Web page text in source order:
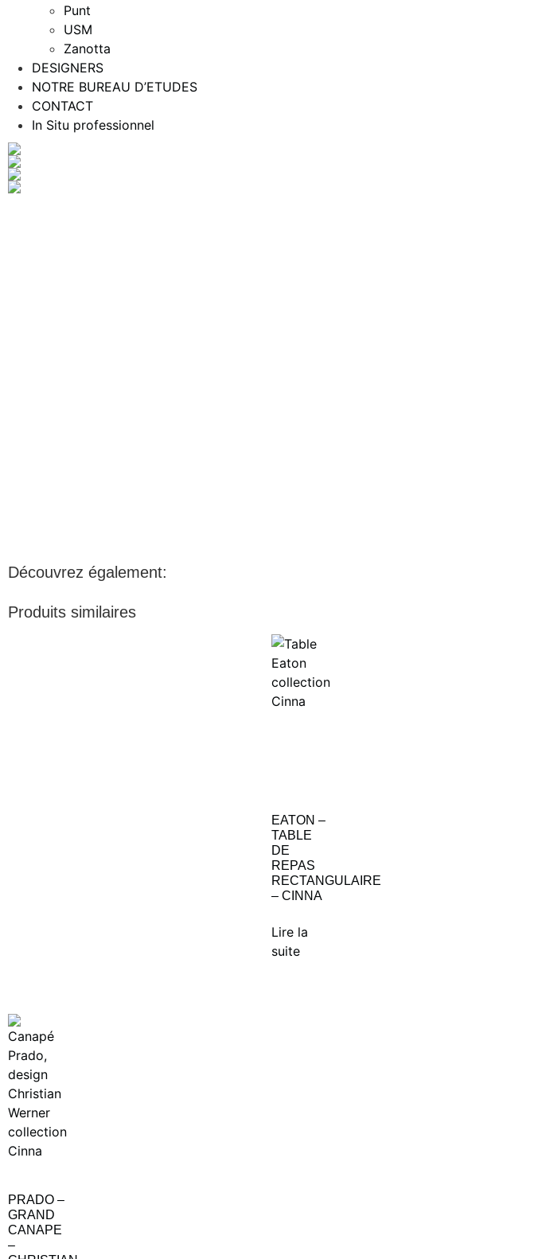
Punt
USM
Zanotta
DESIGNERS
NOTRE BUREAU D’ETUDES
CONTACT
In Situ professionnel
Découvrez également:
Produits similaires
EATON –
TABLE
DE
REPAS
RECTANGULAIRE
– CINNA
Lire la
suite
PRADO –
GRAND
CANAPE
–